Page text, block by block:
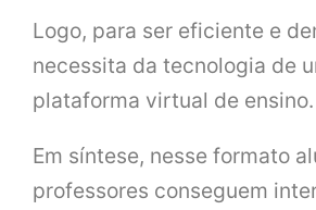
Logo, para ser eficiente e
necessita da tecnologia de
plataforma virtual de ensino.
Em síntese, nesse formato
professores conseguem